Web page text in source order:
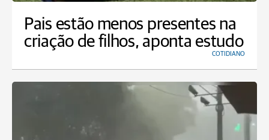
Pais estão menos presentes na
criação de filhos, aponta estudo
COTIDIANO